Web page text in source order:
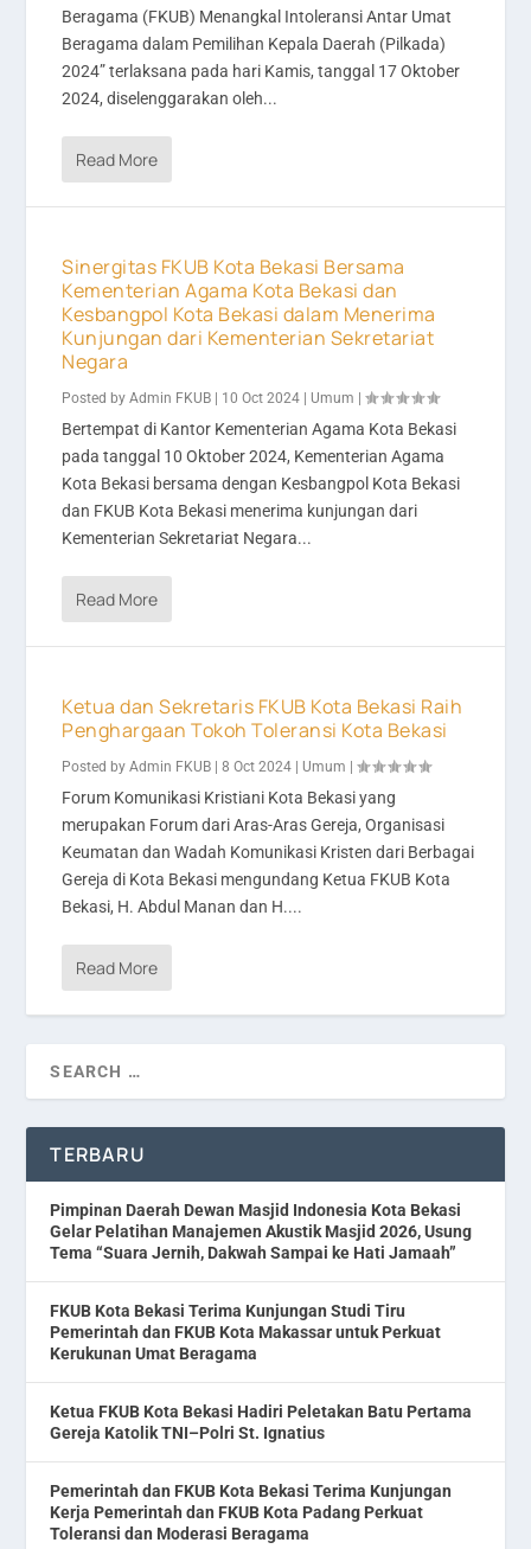
Beragama (FKUB) Menangkal Intoleransi Antar Umat
Beragama dalam Pemilihan Kepala Daerah (Pilkada)
2024” terlaksana pada hari Kamis, tanggal 17 Oktober
2024, diselenggarakan oleh...
Read More
Sinergitas FKUB Kota Bekasi Bersama
Kementerian Agama Kota Bekasi dan
Kesbangpol Kota Bekasi dalam Menerima
Kunjungan dari Kementerian Sekretariat
Negara
Posted byAdmin FKUB 10 Oct 2024 Umum |
Bertempat di Kantor Kementerian Agama Kota Bekasi
pada tanggal 10 Oktober 2024, Kementerian Agama
Kota Bekasi bersama dengan Kesbangpol Kota Bekasi
dan FKUB Kota Bekasi menerima kunjungan dari
Kementerian Sekretariat Negara...
Read More
Ketua dan Sekretaris FKUB Kota Bekasi Raih
Penghargaan Tokoh Toleransi Kota Bekasi
Posted byAdmin FKUB |8 Oct 2024 Umum |
Forum Komunikasi Kristiani Kota Bekasi yang
merupakan Forum dari Aras-Aras Gereja, Organisasi
Keumatan dan Wadah Komunikasi Kristen dari Berbagai
Gereja di Kota Bekasi mengundang Ketua FKUB Kota
Bekasi, H. Abdul Manan dan H....
Read More
TERBARU
Pimpinan Daerah Dewan Masjid Indonesia Kota Bekasi
Gelar Pelatihan Manajemen Akustik Masjid 2026, Usung
Tema “Suara Jernih, Dakwah Sampai ke Hati Jamaah”
FKUB Kota Bekasi Terima Kunjungan Studi Tiru
Pemerintah dan FKUB Kota Makassar untuk Perkuat
Kerukunan Umat Beragama
Ketua FKUB Kota Bekasi Hadiri Peletakan Batu Pertama
Gereja Katolik TNI–Polri St. Ignatius
Pemerintah dan FKUB Kota Bekasi Terima Kunjungan
Kerja Pemerintah dan FKUB Kota Padang Perkuat
Toleransi dan Moderasi Beragama